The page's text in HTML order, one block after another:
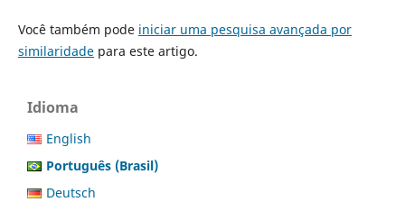
Você também pode iniciar uma pesquisa avançada por
similaridadepara este artigo.
Idioma
English
Português (Brasil)
Deutsch